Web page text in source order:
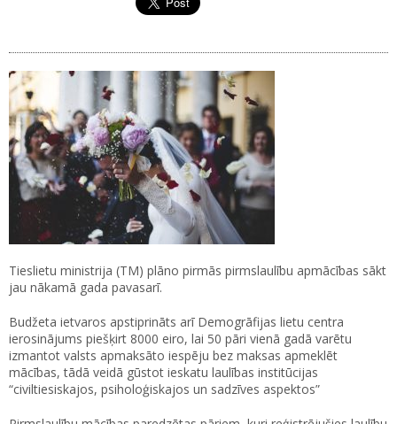
Tieslietu ministrija (TM) plāno pirmās pirmslaulību apmācības sākt
jau nākamā gada pavasarī.
Budžeta ietvaros apstiprināts arī Demogrāfijas lietu centra
ierosinājums piešķirt 8000 eiro, lai 50 pāri vienā gadā varētu
izmantot valsts apmaksāto iespēju bez maksas apmeklēt
mācības, tādā veidā gūstot ieskatu laulības institūcijas
“civiltiesiskajos, psiholoģiskajos un sadzīves aspektos”